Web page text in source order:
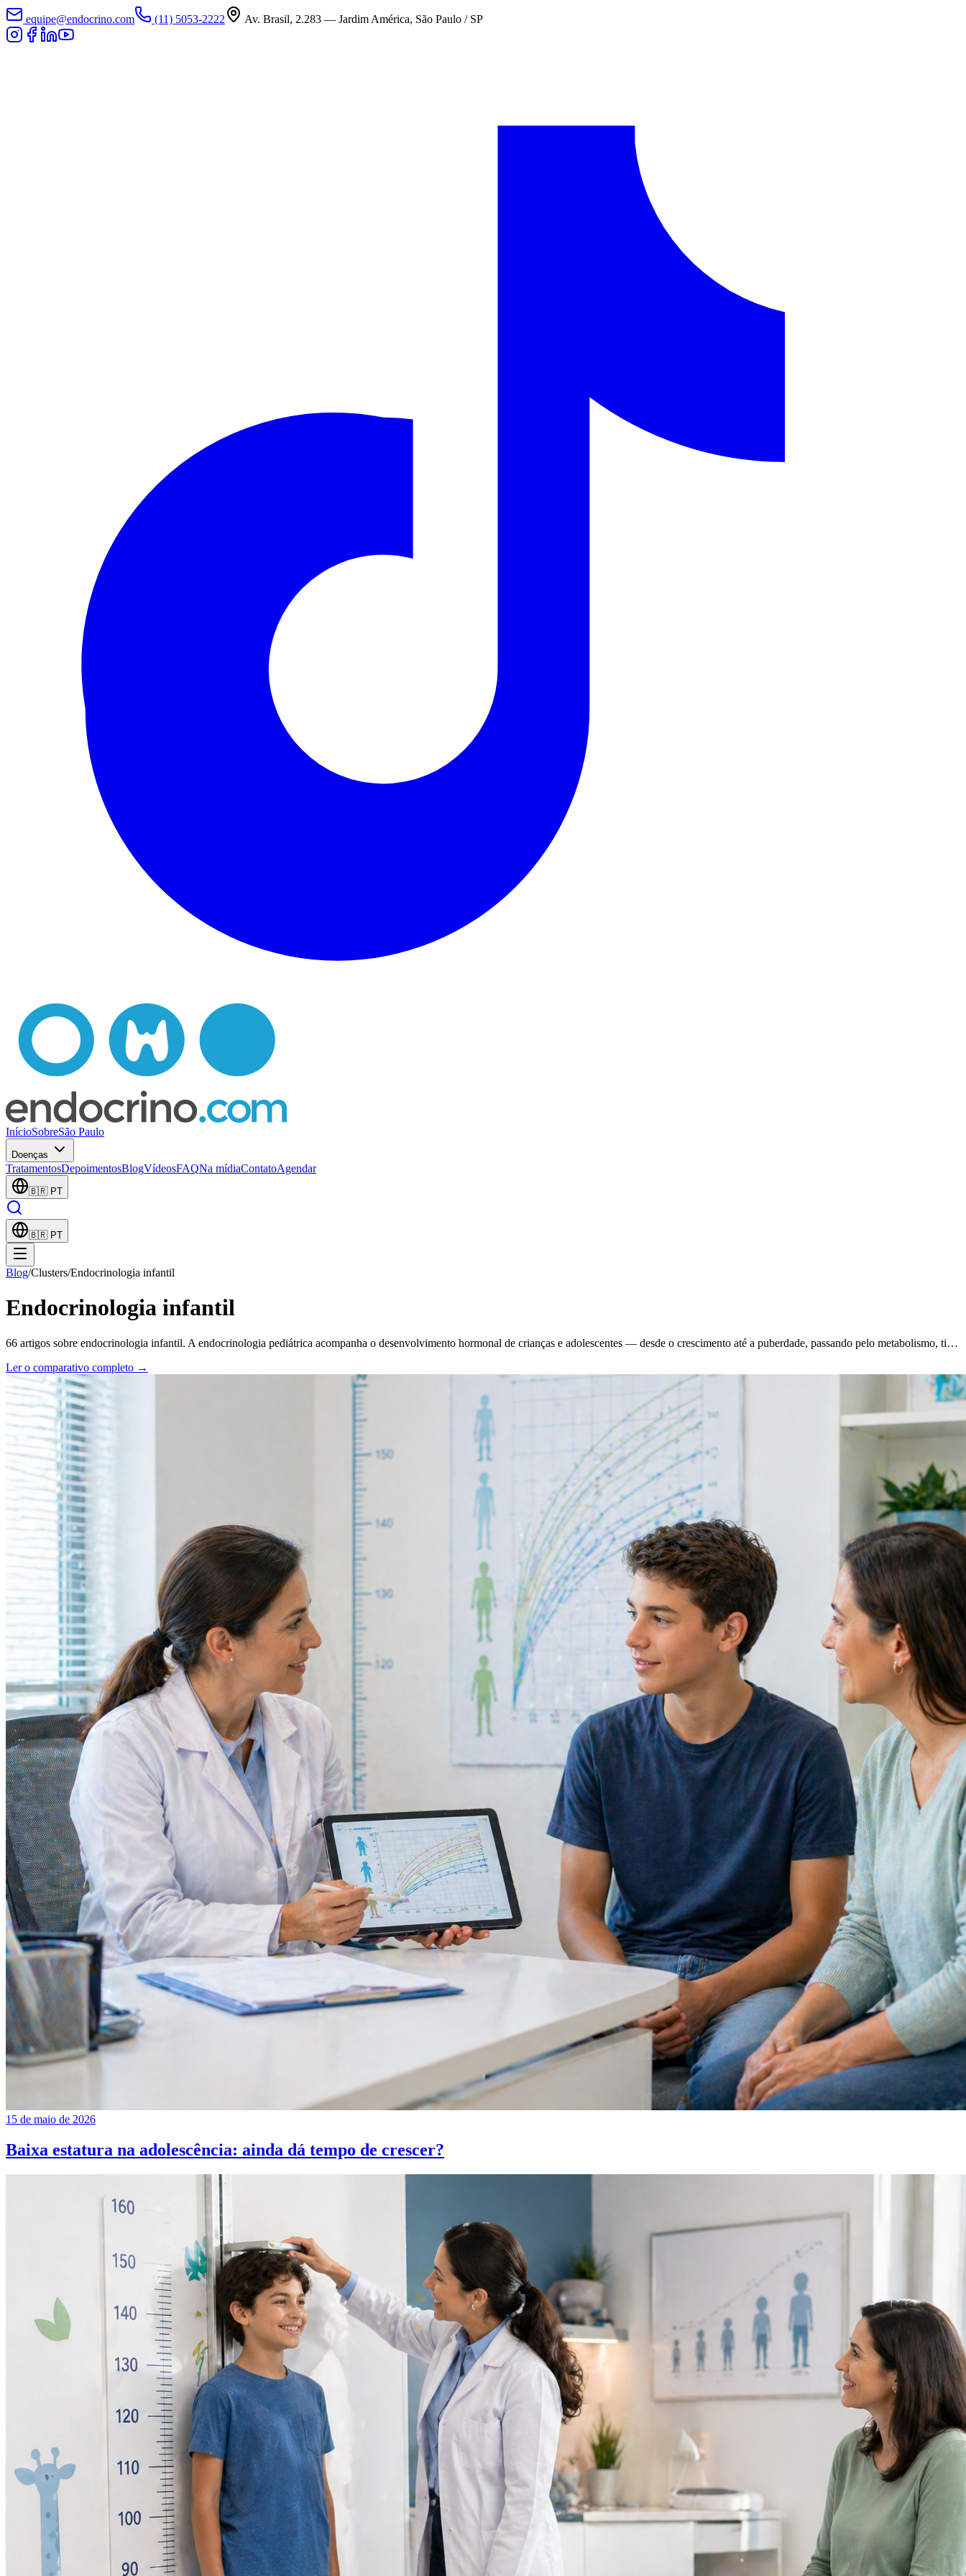
equipe@endocrino.com (11) 5053-2222 Av. Brasil, 2.283 — Jardim América, São Paulo / SP
InícioSobreSão Paulo
Doenças
TratamentosDepoimentosBlogVídeosFAQNa mídiaContatoAgendar
🇧🇷 PT
🇧🇷 PT
Blog/Clusters/Endocrinologia infantil
Endocrinologia infantil
66 artigos sobre endocrinologia infantil. A endocrinologia pediátrica acompanha o desenvolvimento hormonal de crianças e adolescentes — desde o crescimento até a puberdade, passando pelo metabolismo, ti…
Ler o comparativo completo →
15 de maio de 2026
Baixa estatura na adolescência: ainda dá tempo de crescer?